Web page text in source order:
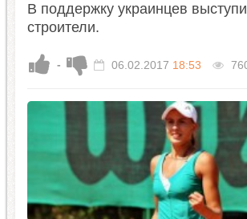
В поддержку украинцев
строители.
- 06.02.2017 18:53